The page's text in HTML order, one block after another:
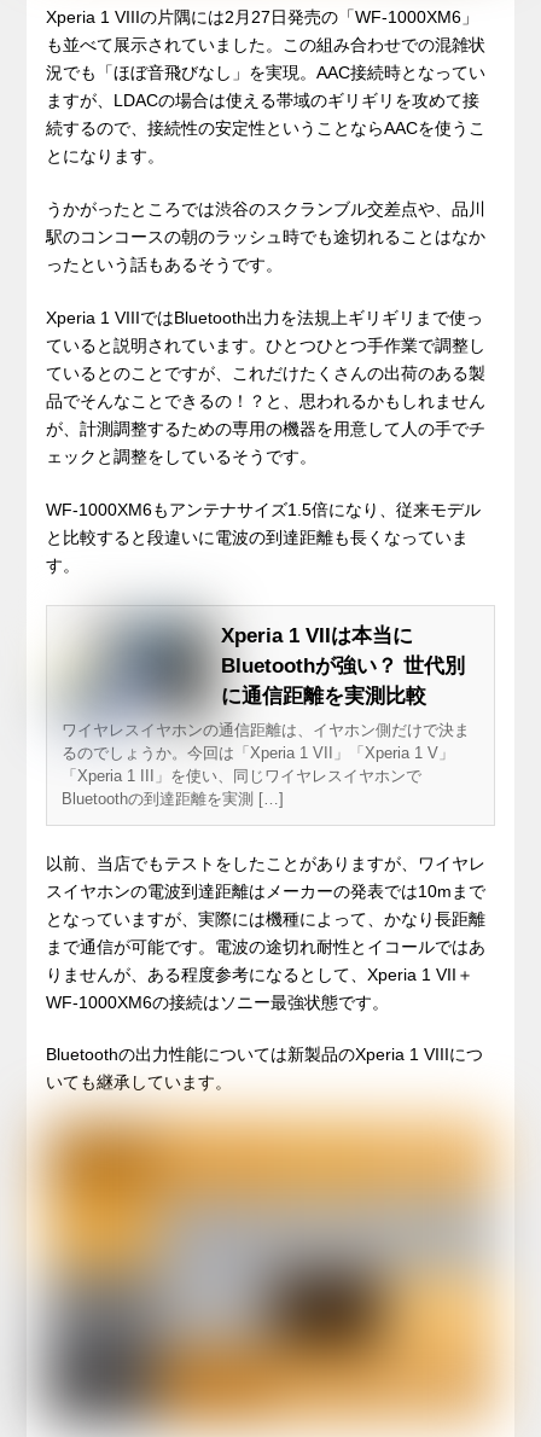
Xperia 1 VIIIの片隅には2月27日発売の「WF-1000XM6」
も並べて展示されていました。この組み合わせでの混雑状
況でも「ほぼ音飛びなし」を実現。AAC接続時となってい
ますが、LDACの場合は使える帯域のギリギリを攻めて接
続するので、接続性の安定性ということならAACを使うこ
とになります。
うかがったところでは渋谷のスクランブル交差点や、品川
駅のコンコースの朝のラッシュ時でも途切れることはなか
ったという話もあるそうです。
Xperia 1 VIIIではBluetooth出力を法規上ギリギリまで使っ
ていると説明されています。ひとつひとつ手作業で調整し
ているとのことですが、これだけたくさんの出荷のある製
品でそんなことできるの！？と、思われるかもしれません
が、計測調整するための専用の機器を用意して人の手でチ
ェックと調整をしているそうです。
WF-1000XM6もアンテナサイズ1.5倍になり、従来モデル
と比較すると段違いに電波の到達距離も長くなっていま
す。
Xperia 1 VIIは本当に
Bluetoothが強い？ 世代別
に通信距離を実測比較
ワイヤレスイヤホンの通信距離は、イヤホン側だけで決ま
るのでしょうか。今回は「Xperia 1 VII」「Xperia 1 V」
「Xperia 1 III」を使い、同じワイヤレスイヤホンで
Bluetoothの到達距離を実測 […]
以前、当店でもテストをしたことがありますが、ワイヤレ
スイヤホンの電波到達距離はメーカーの発表では10mまで
となっていますが、実際には機種によって、かなり長距離
まで通信が可能です。電波の途切れ耐性とイコールではあ
りませんが、ある程度参考になるとして、Xperia 1 VII＋
WF-1000XM6の接続はソニー最強状態です。
Bluetoothの出力性能については新製品のXperia 1 VIIIにつ
いても継承しています。